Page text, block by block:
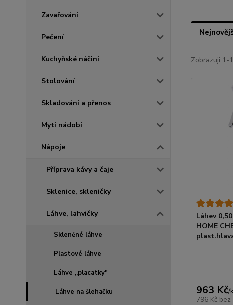
Zavařování
Pečení
Kuchyňské náčiní
Stolování
Skladování a přenos
Mytí nádobí
Nápoje
Příprava kávy a čaje
Sklenice, skleničky
Láhve, lahvičky
Skleněné láhve
Plastové láhve
Láhve ,,placatky"
Láhve na šlehačku
Zobrazuji 1-
Láhev
HOME
963 Kč/
796 Kč bez